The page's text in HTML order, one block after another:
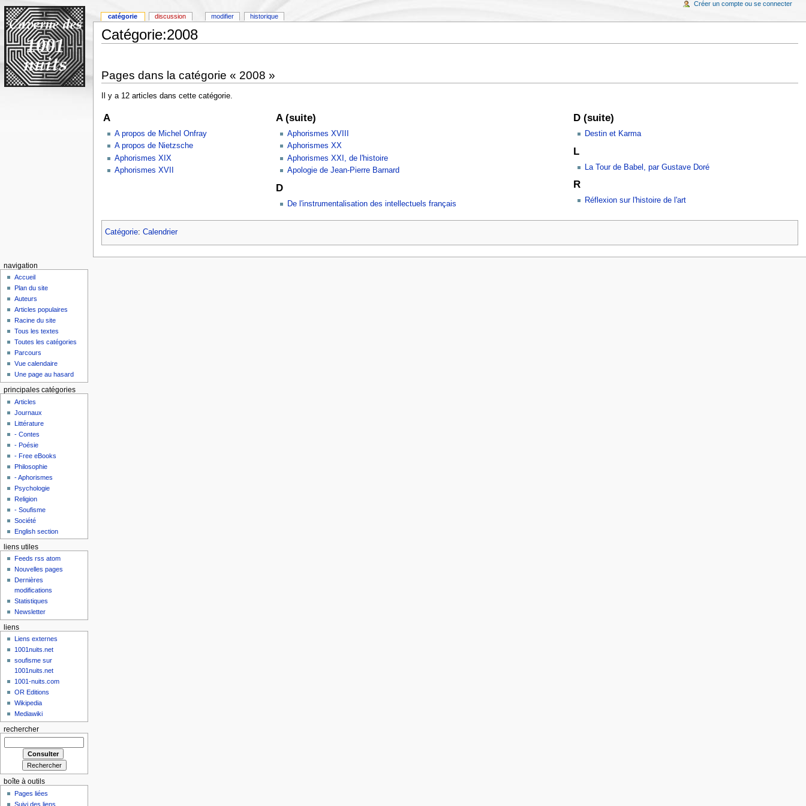
Catégorie:2008
Pages dans la catégorie « 2008 »
Il y a 12 articles dans cette catégorie.
A
A propos de Michel Onfray
A propos de Nietzsche
Aphorismes XIX
Aphorismes XVII
A (suite)
Aphorismes XVIII
Aphorismes XX
Aphorismes XXI, de l'histoire
Apologie de Jean-Pierre Barnard
D
De l'instrumentalisation des intellectuels français
D (suite)
Destin et Karma
L
La Tour de Babel, par Gustave Doré
R
Réflexion sur l'histoire de l'art
Catégorie: Calendrier
catégorie discussion modifier historique
Créer un compte ou se connecter
navigation
Accueil
Plan du site
Auteurs
Articles populaires
Racine du site
Tous les textes
Toutes les catégories
Parcours
Vue calendaire
Une page au hasard
principales catégories
Articles
Journaux
Littérature
- Contes
- Poésie
- Free eBooks
Philosophie
- Aphorismes
Psychologie
Religion
- Soufisme
Société
English section
liens utiles
Feeds rss atom
Nouvelles pages
Dernières
modifications
Statistiques
Newsletter
liens
Liens externes
1001nuits.net
soufisme sur
1001nuits.net
1001-nuits.com
OR Editions
Wikipedia
Mediawiki
rechercher
boîte à outils
Pages liées
Suivi des liens